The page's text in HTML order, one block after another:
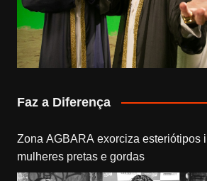
Faz a Diferença
Zona AGBARA exorciza esteriótipos
mulheres pretas e gordas